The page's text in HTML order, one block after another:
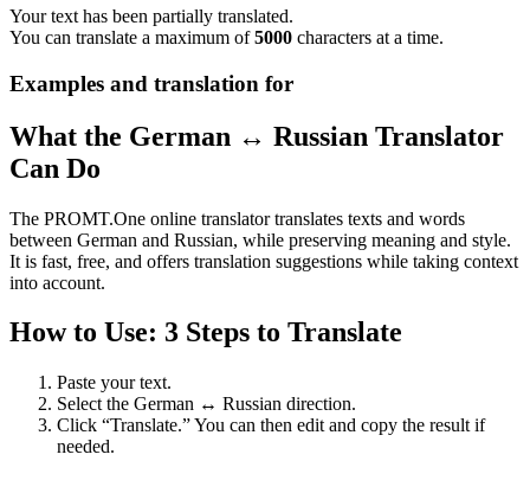
Your text has been partially translated.
You can translate a maximum of5000 characters at a time.
Examples and translation for
What the German ↔ Russian Translator
Can Do
The PROMT.One online translator translates texts and words
between German and Russian, while preserving meaning and style.
It is fast, free, and offers translation suggestions while taking context
into account.
How to Use: 3 Steps to Translate
Paste your text.
Select the German ↔ Russian direction.
Click “Translate.” You can then edit and copy the result if
needed.